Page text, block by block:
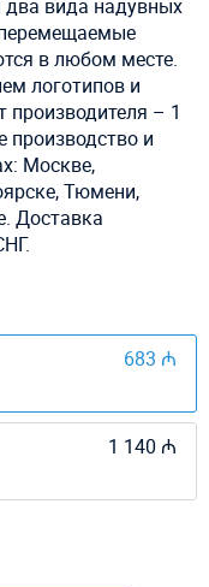
вида надувных
в любом месте.
логотипов и
– 1
производство и
Москве,
Тюмени,
Доставка
683 ₼
1 140 ₼